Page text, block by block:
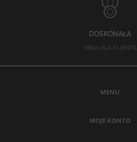
DOSKONAŁA
OBSŁUGA KLIENTA
MENU
MOJE KONTO